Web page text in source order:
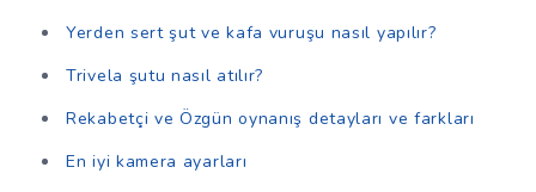
Yerden sert şut ve kafa vuruşu nasıl yapılır?
Trivela şutu nasıl atılır?
Rekabetçi ve Özgün oynanış detayları ve farkları
En iyi kamera ayarları